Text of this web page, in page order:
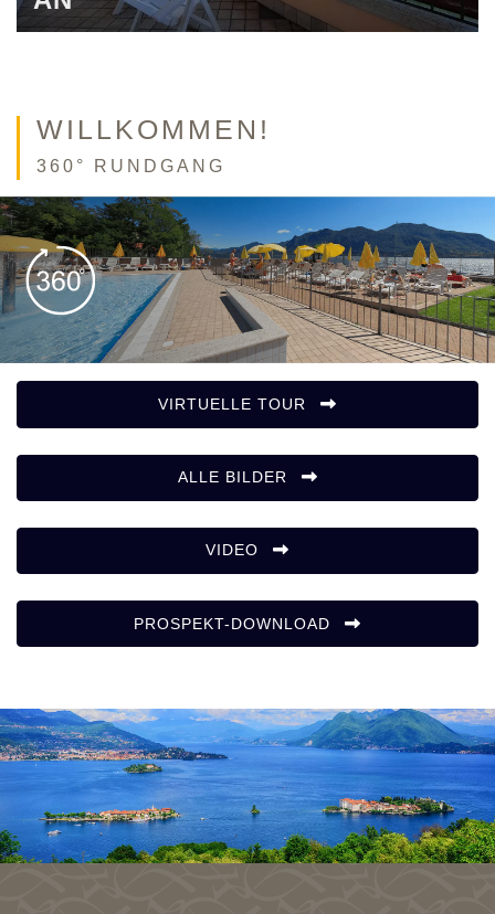
WILLKOMMEN!
360° RUNDGANG
VIRTUELLE TOUR
ALLE BILDER
VIDEO
PROSPEKT-DOWNLOAD